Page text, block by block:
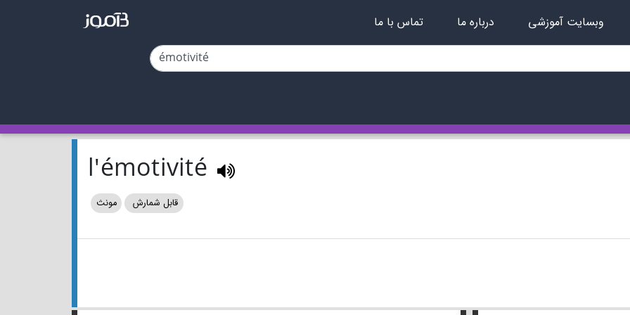
وبسایت آموزشی درباره ما تماس با ما
l'émotivité
قابل شمارش مونث